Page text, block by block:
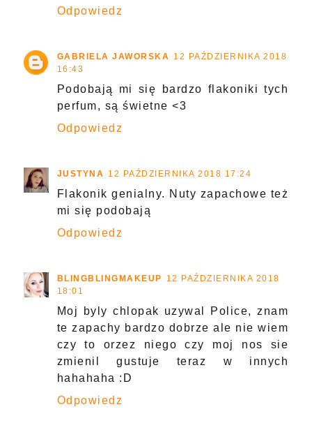
Odpowiedz
GABRIELA JAWORSKA
12 PAŹDZIERNIKA 2018
16:43
Podobają mi się bardzo flakoniki tych
perfum, są świetne <3
Odpowiedz
JUSTYNA 12 PAŹDZIERNIKA 2018 17:24
Flakonik genialny. Nuty zapachowe też
mi się podobają
Odpowiedz
BLINGBLINGMAKEUP
12 PAŹDZIERNIKA 2018
18:01
Moj byly chlopak uzywal Police, znam
te zapachy bardzo dobrze ale nie wiem
czy to orzez niego czy moj nos sie
zmienil gustuje teraz w innych
hahahaha :D
Odpowiedz